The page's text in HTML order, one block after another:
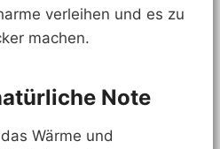
verleihen und es zu
machen.
Note
Wärme und